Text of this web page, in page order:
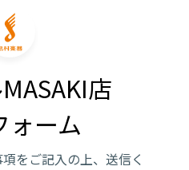
店
ォーム
をご記入の上、送信く